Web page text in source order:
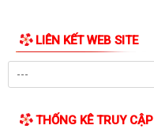
LIÊN KẾT WEB SITE
THỐNG KÊ TRUY CẬP